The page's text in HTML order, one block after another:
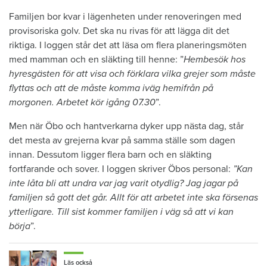
Familjen bor kvar i lägenheten under renoveringen med
provisoriska golv. Det ska nu rivas för att lägga dit det
riktiga. I loggen står det att läsa om flera planeringsmöten
med mamman och en släkting till henne: ”Hembesök hos
hyresgästen för att visa och förklara vilka grejer som måste
flyttas och att de måste komma iväg hemifrån på
morgonen. Arbetet kör igång 07.30”.
Men när Öbo och hantverkarna dyker upp nästa dag, står
det mesta av grejerna kvar på samma ställe som dagen
innan. Dessutom ligger flera barn och en släkting
fortfarande och sover. I loggen skriver Öbos personal: ”Kan
inte låta bli att undra var jag varit otydlig? Jag jagar på
familjen så gott det går. Allt för att arbetet inte ska försenas
ytterligare. Till sist kommer familjen i väg så att vi kan
börja”.
Läs också